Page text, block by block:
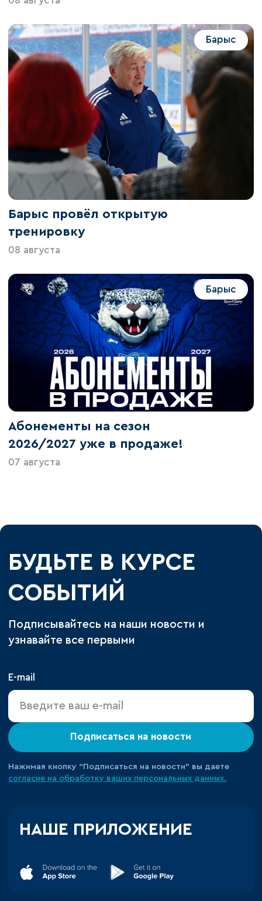
Барыс
Барыс провёл открытую
тренировку
08 августа
Барыс
Абонементы на сезон
2026/2027 уже в продаже!
07 августа
БУДЬТЕ В КУРСЕ
СОБЫТИЙ
Подписывайтесь на наши новости и
узнавайте все первыми
E-mail
Подписаться на новости
Нажимая кнопку “Подписаться на новости” вы даете
согласие на обработку ваших персональных данных.
НАШЕ ПРИЛОЖЕНИЕ